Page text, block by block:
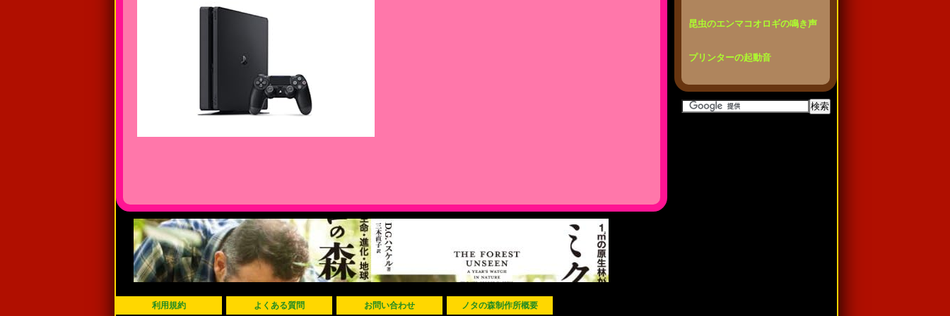
昆虫のエンマコオロギの鳴き声
プリンターの起動音
利用規約 よくある質問 お問い合わせ ノタの森制作所概要